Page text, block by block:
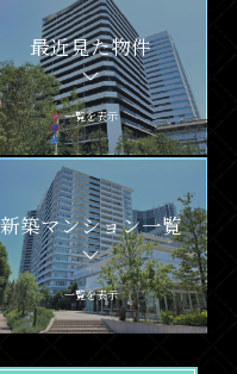
最近見た物件
一覧を表示
新築マンション一覧
一覧を表示